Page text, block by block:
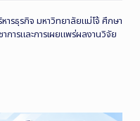
รธุรกิจ มหาวิทยาลัยแม่โจ้ ศึกษา
การและการเผยแพร่ผลงานวิจัย